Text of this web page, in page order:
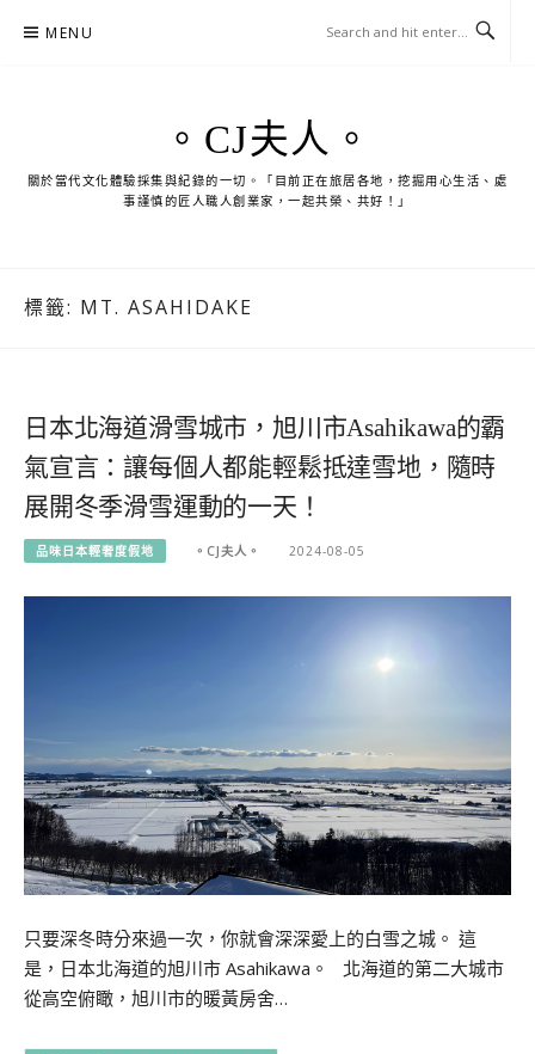
MENU
。CJ夫人。
關於當代文化體驗採集與紀錄的一切。「目前正在旅居各地，挖掘用心生活、處
事謹慎的匠人職人創業家，一起共榮、共好！」
標籤: MT. ASAHIDAKE
日本北海道滑雪城市，旭川市Asahikawa的霸
氣宣言：讓每個人都能輕鬆抵達雪地，隨時
展開冬季滑雪運動的一天！
品味日本輕奢度假地 。CJ夫人。 2024-08-05
只要深冬時分來過一次，你就會深深愛上的白雪之城。 這
是，日本北海道的旭川市 Asahikawa。 北海道的第二大城市
從高空俯瞰，旭川市的暖黃房舍…